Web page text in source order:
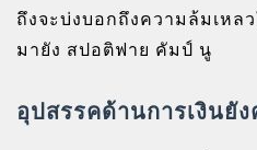
ถึงจะบ่งบอกถึงความล้มเหล
มายัง สปอติฟาย คัมป์ นู
อุปสรรคด้านการเงินยั